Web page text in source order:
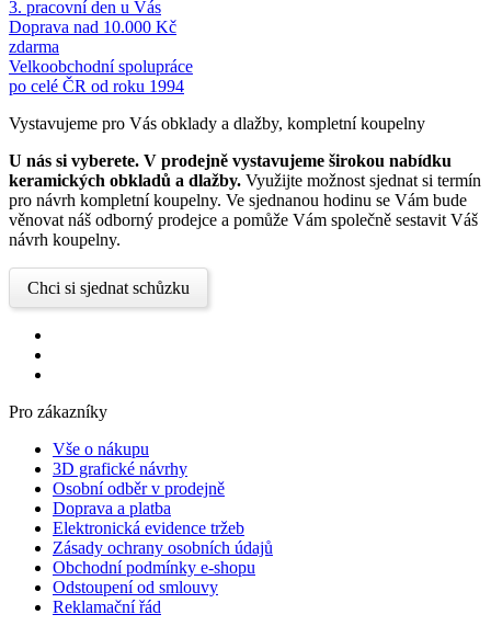
3. pracovní den u Vás
Doprava nad 10.000 Kč
zdarma
Velkoobchodní spolupráce
po celé ČR od roku 1994
Vystavujeme pro Vás obklady a dlažby, kompletní koupelny
U nás si vyberete. V prodejně vystavujeme širokou nabídku
keramických obkladů a dlažby. Využijte možnost sjednat si termín
pro návrh kompletní koupelny. Ve sjednanou hodinu se Vám bude
věnovat náš odborný prodejce a pomůže Vám společně sestavit Váš
návrh koupelny.
Chci si sjednat schůzku
Pro zákazníky
Vše o nákupu
3D grafické návrhy
Osobní odběr v prodejně
Doprava a platba
Elektronická evidence tržeb
Zásady ochrany osobních údajů
Obchodní podmínky e-shopu
Odstoupení od smlouvy
Reklamační řád